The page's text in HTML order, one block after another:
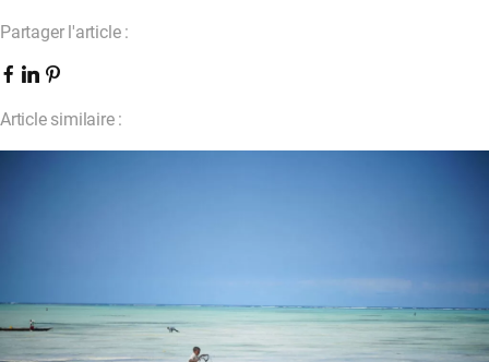
Partager l'article :
Article similaire :